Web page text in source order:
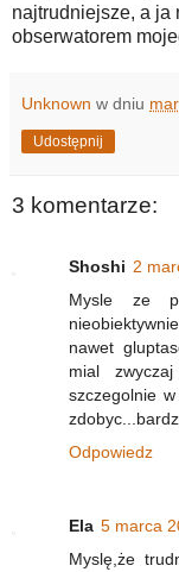
najtrudniejsze, a ja
obserwatorem
Unknown w dniu
Udostępnij
3 komentarze:
Shoshi 2
Mysle ze
nawet
mial
szczegolnie
Odpowiedz
Ela 5 marca
Myslę,że